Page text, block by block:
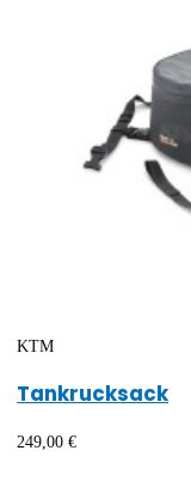
KTM
Tankrucksack
249,00 €